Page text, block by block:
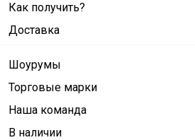
Как получить?
Доставка
Шоурумы
Торговые марки
Наша команда
В наличии